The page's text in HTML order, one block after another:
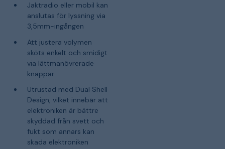
Jaktradio eller mobil kan
anslutas för lyssning via
3,5mm-ingången
Att justera volymen
sköts enkelt och smidigt
via lättmanövrerade
knappar
Utrustad med Dual Shell
Design, vilket innebär att
elektroniken är bättre
skyddad från svett och
fukt som annars kan
skada elektroniken